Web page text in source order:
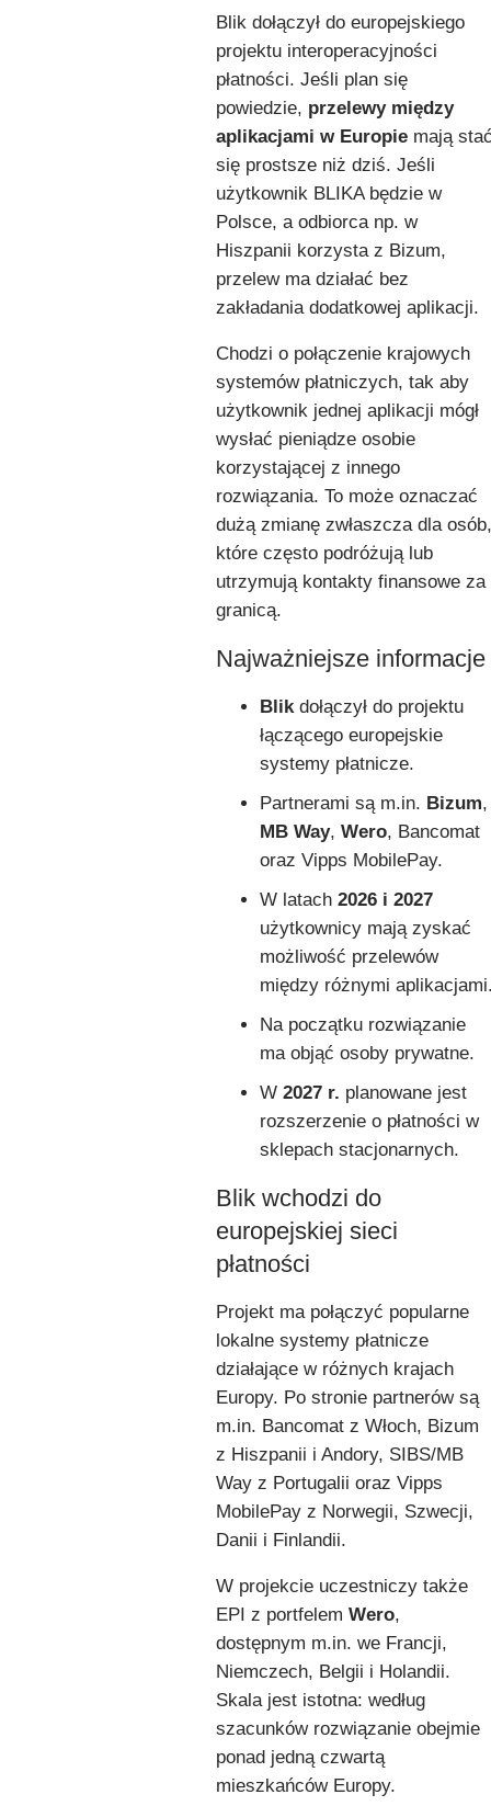
Blik dołączył do europejskiego
projektu interoperacyjności
płatności. Jeśli plan się
powiedzie, przelewy między
aplikacjami w Europie mają
się prostsze niż dziś. Jeśli
użytkownik BLIKA będzie w
Polsce, a odbiorca np. w
Hiszpanii korzysta z Bizum,
przelew ma działać bez
zakładania dodatkowej aplikacji.
Chodzi o połączenie krajowych
systemów płatniczych, tak aby
użytkownik jednej aplikacji mógł
wysłać pieniądze osobie
korzystającej z innego
rozwiązania. To może oznaczać
dużą zmianę zwłaszcza dla osób,
które często podróżują lub
utrzymują kontakty finansowe za
granicą.
Najważniejsze informacje
Blikdołączył do projektu
łączącego europejskie
systemy płatnicze.
Partnerami są m.in. Bizum,
MB Way, Wero, Bancomat
oraz Vipps MobilePay.
W latach 2026 i 2027
użytkownicy mają zyskać
możliwość przelewów
między różnymi
Na początku rozwiązanie
ma objąć osoby prywatne.
W 2027 r. planowane jest
rozszerzenie o płatności w
sklepach stacjonarnych.
Blik wchodzi do
europejskiej sieci
płatności
Projekt ma połączyć popularne
lokalne systemy płatnicze
działające w różnych krajach
Europy. Po stronie partnerów są
m.in. Bancomat z Włoch, Bizum
z Hiszpanii i Andory, SIBS/MB
Way z Portugalii oraz Vipps
MobilePay z Norwegii, Szwecji,
Danii i Finlandii.
W projekcie uczestniczy także
EPI z portfelem Wero,
dostępnym m.in. we Francji,
Niemczech, Belgii i Holandii.
Skala jest istotna: według
szacunków rozwiązanie obejmie
ponad jedną czwartą
mieszkańców Europy.